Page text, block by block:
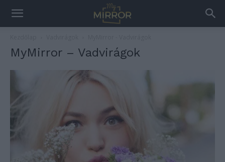
MyMirror – Vadvirágok